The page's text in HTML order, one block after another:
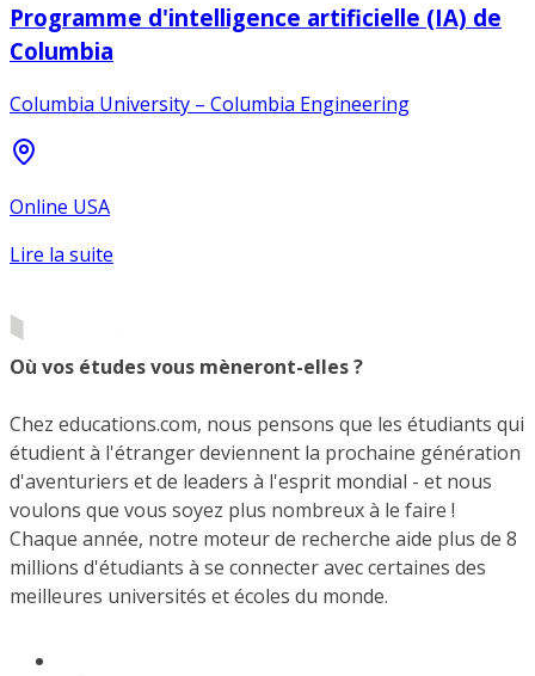
Programme d'intelligence artificielle (IA) de
Columbia
Columbia University – Columbia Engineering
Online USA
Lire la suite
Où vos études vous mèneront-elles ?
Chez educations.com, nous pensons que les étudiants qui
étudient à l'étranger deviennent la prochaine génération
d'aventuriers et de leaders à l'esprit mondial - et nous
voulons que vous soyez plus nombreux à le faire !
Chaque année, notre moteur de recherche aide plus de 8
millions d'étudiants à se connecter avec certaines des
meilleures universités et écoles du monde.